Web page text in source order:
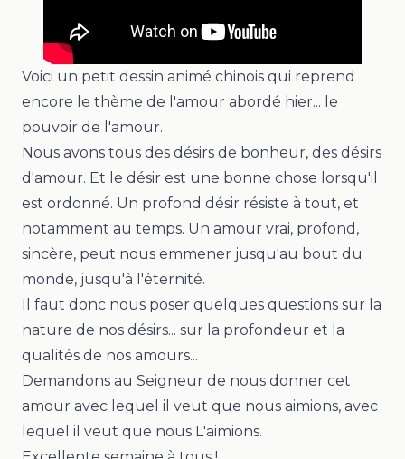
Voici un petit dessin animé chinois qui reprend
encore le thème de l'amour abordé hier... le
pouvoir de l'amour.
Nous avons tous des désirs de bonheur, des désirs
d'amour. Et le désir est une bonne chose lorsqu'il
est ordonné. Un profond désir résiste à tout, et
notamment au temps. Un amour vrai, profond,
sincère, peut nous emmener jusqu'au bout du
monde, jusqu'à l'éternité.
Il faut donc nous poser quelques questions sur la
nature de nos désirs... sur la profondeur et la
qualités de nos amours...
Demandons au Seigneur de nous donner cet
amour avec lequel il veut que nous aimions, avec
lequel il veut que nous L'aimions.